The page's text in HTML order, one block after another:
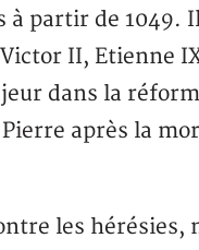
à partir de
II, Etienne
dans la
après la
les